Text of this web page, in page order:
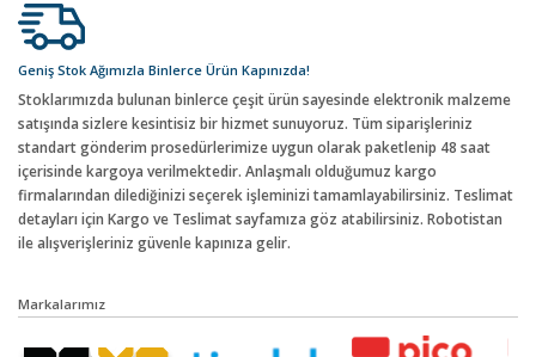
Geniş Stok Ağımızla Binlerce Ürün Kapınızda!
Stoklarımızda bulunan binlerce çeşit ürün sayesinde elektronik malzeme
satışında sizlere kesintisiz bir hizmet sunuyoruz. Tüm siparişleriniz
standart gönderim prosedürlerimize uygun olarak paketlenip 48 saat
içerisinde kargoya verilmektedir. Anlaşmalı olduğumuz kargo
firmalarından dilediğinizi seçerek işleminizi tamamlayabilirsiniz. Teslimat
detayları için Kargo ve Teslimat sayfamıza göz atabilirsiniz. Robotistan
ile alışverişleriniz güvenle kapınıza gelir.
Markalarımız